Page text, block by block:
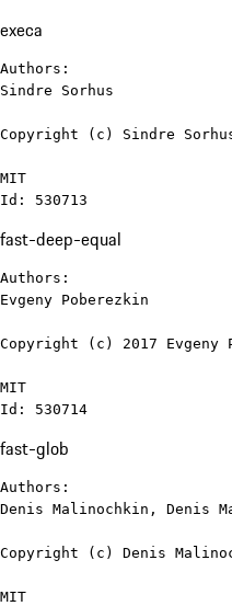
execa
Authors:
Sindre Sorhus
Copyright (c) Sindre
MIT
Id: 530713
fast-deep-equal
Authors:
Evgeny Poberezkin
Copyright (c) 2017 Evgeny
MIT
Id: 530714
fast-glob
Authors:
Denis Malinochkin, Denis
Copyright (c) Denis
MIT